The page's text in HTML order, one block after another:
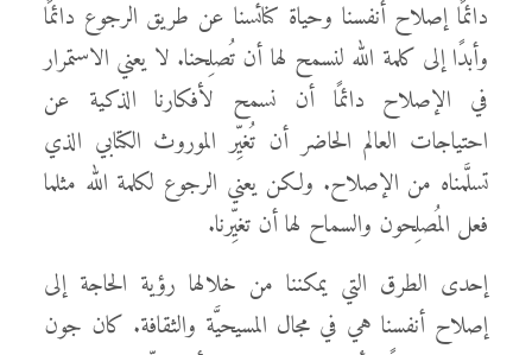
دائمًا إصلاح أنفسنا وحياة كنائسنا عن طريق الرجوع دائمًا
وأبدًا إلى كلمة الله لنسمح لها أن تُصلِحنا. لا يعني الاستمرار
في الإصلاح دائمًا أن نسمح لأفكارنا الذكية عن
احتياجات العالم الحاضر أن تُغيِّر الموروث الكتابي الذي
تسلَّمناه من الإصلاح. ولكن يعني الرجوع لكلمة الله مثلما
فعل المُصلِحون والسماح لها أن تغيِّرنا.
إحدى الطرق التي يمكننا من خلالها رؤية الحاجة إلى
إصلاح أنفسنا هي في مجال المسيحيَّة والثقافة. كان جون